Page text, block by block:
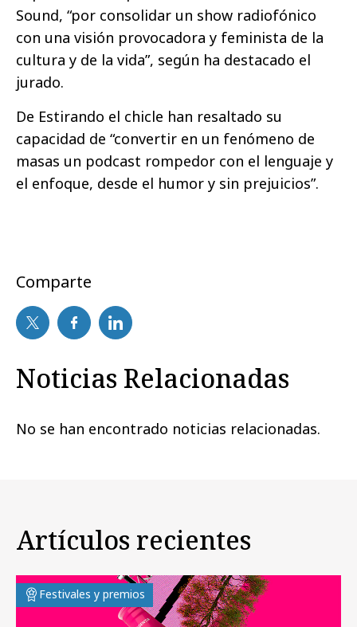
Sound, “por consolidar un show radiofónico
con una visión provocadora y feminista de la
cultura y de la vida”, según ha destacado el
jurado.
De Estirando el chicle han resaltado su
capacidad de “convertir en un fenómeno de
masas un podcast rompedor con el lenguaje y
el enfoque, desde el humor y sin prejuicios”.
Comparte
Noticias Relacionadas
No se han encontrado noticias relacionadas.
Artículos recientes
Festivales y premios